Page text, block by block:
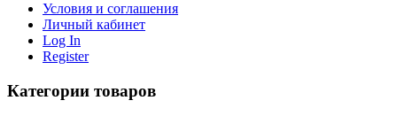
Условия и соглашения
Личный кабинет
Log In
Register
Категории товаров